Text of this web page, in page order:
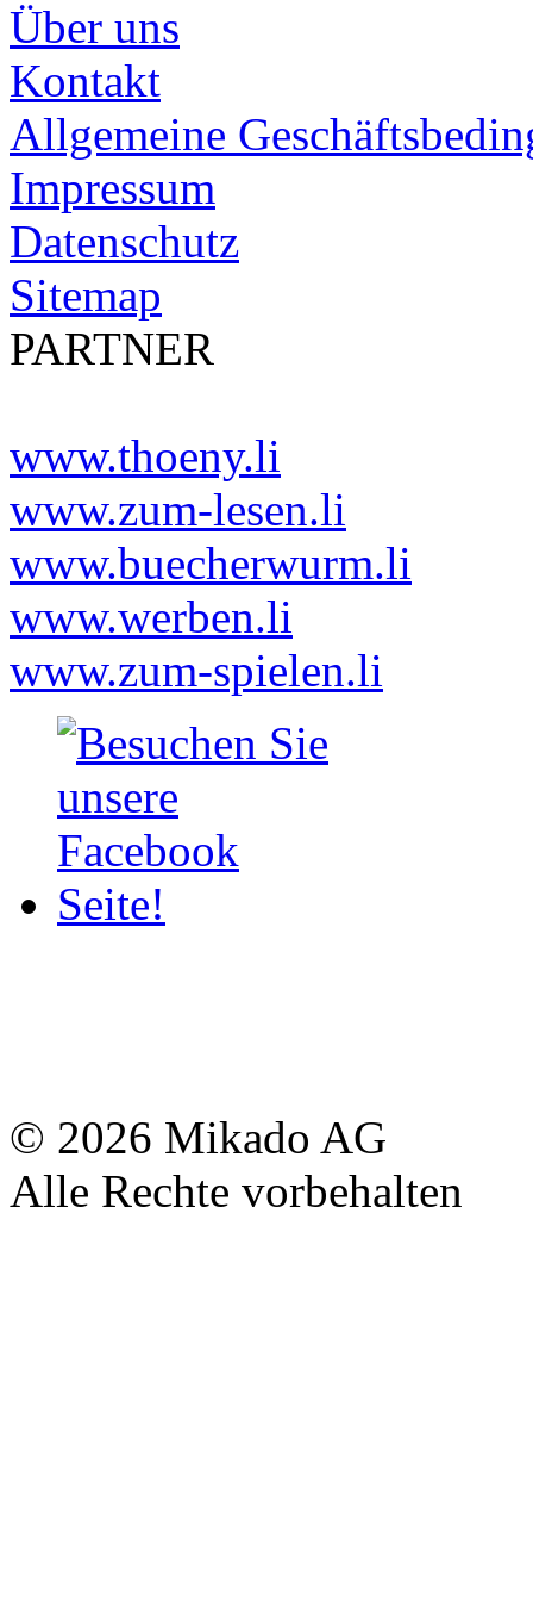
Über uns
Kontakt
Allgemeine
Impressum
Datenschutz
Sitemap
PARTNER
www.thoeny.li
www.zum-lesen.li
www.buecherwurm.li
www.werben.li
www.zum-spielen.li
© 2026 Mikado AG
Alle Rechte vorbehalten